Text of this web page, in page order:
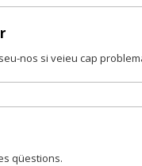
nos si veieu cap
qüestions.